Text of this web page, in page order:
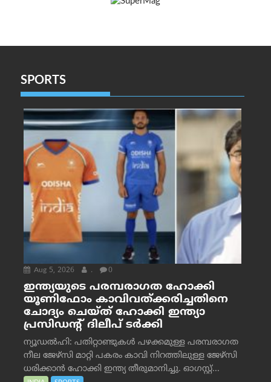
SPORTS
Aug 5, 2026 . 0
ഇന്ത്യയുടെ പരമ്പരാഗത ഹോക്കി
യൂണിഫോം കാവിവത്ക്കരിച്ചതിനെ
ചോദ്യം ചെയ്ത് ഹോക്കി ഇന്ത്യാ
പ്രസിഡന്റ് ദിലീപ് ടര്‍ക്കി
ന്യൂഡൽഹി: പതിറ്റാണ്ടുകൾ പഴക്കമുള്ള പരമ്പരാഗത
നീല ജേഴ്‌സി മാറ്റി പകരം കാവി നിറത്തിലുള്ള ജേഴ്‌സി
ധരിക്കാൻ ഹോക്കി ഇന്ത്യ തീരുമാനിച്ചു. ഓഗസ്റ്റ്...